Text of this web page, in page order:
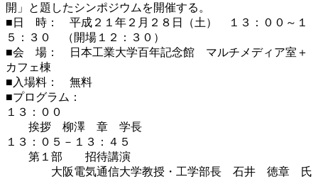
開」と題したシンポジウムを開催する。
■日 時： 平成２１年２月２８日（土） １３：００～１
５：３０ （開場１２：３０）
■会 場： 日本工業大学百年記念館 マルチメディア室＋
カフェ棟
■入場料： 無料
■プログラム：
１３：００
挨拶 柳澤 章 学長
１３：０５－１３：４５
第１部 招待講演
大阪電気通信大学教授・工学部長 石井 徳章 氏